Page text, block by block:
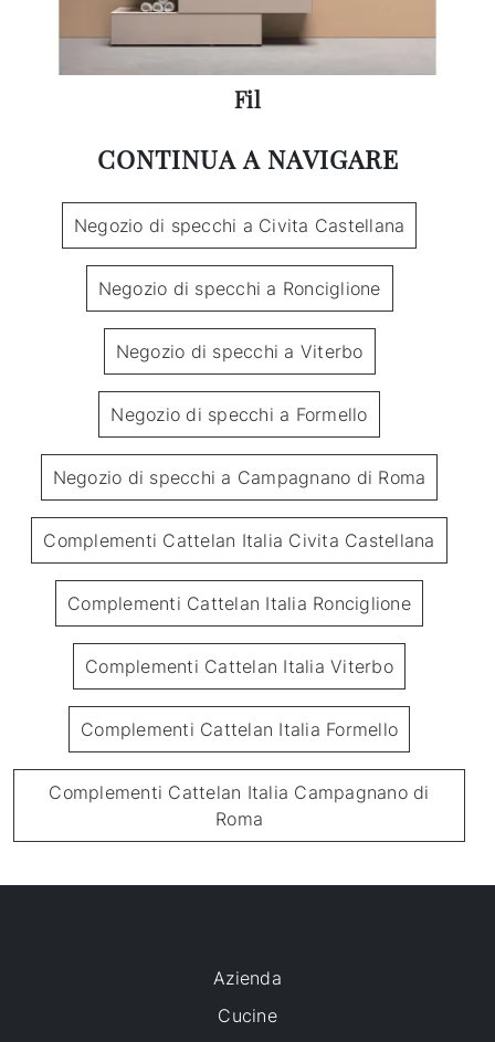
Fil
CONTINUA A NAVIGARE
Negozio di specchi a Civita Castellana
Negozio di specchi a Ronciglione
Negozio di specchi a Viterbo
Negozio di specchi a Formello
Negozio di specchi a Campagnano di Roma
Complementi Cattelan Italia Civita Castellana
Complementi Cattelan Italia Ronciglione
Complementi Cattelan Italia Viterbo
Complementi Cattelan Italia Formello
Complementi Cattelan Italia Campagnano di
Roma
Azienda
Cucine